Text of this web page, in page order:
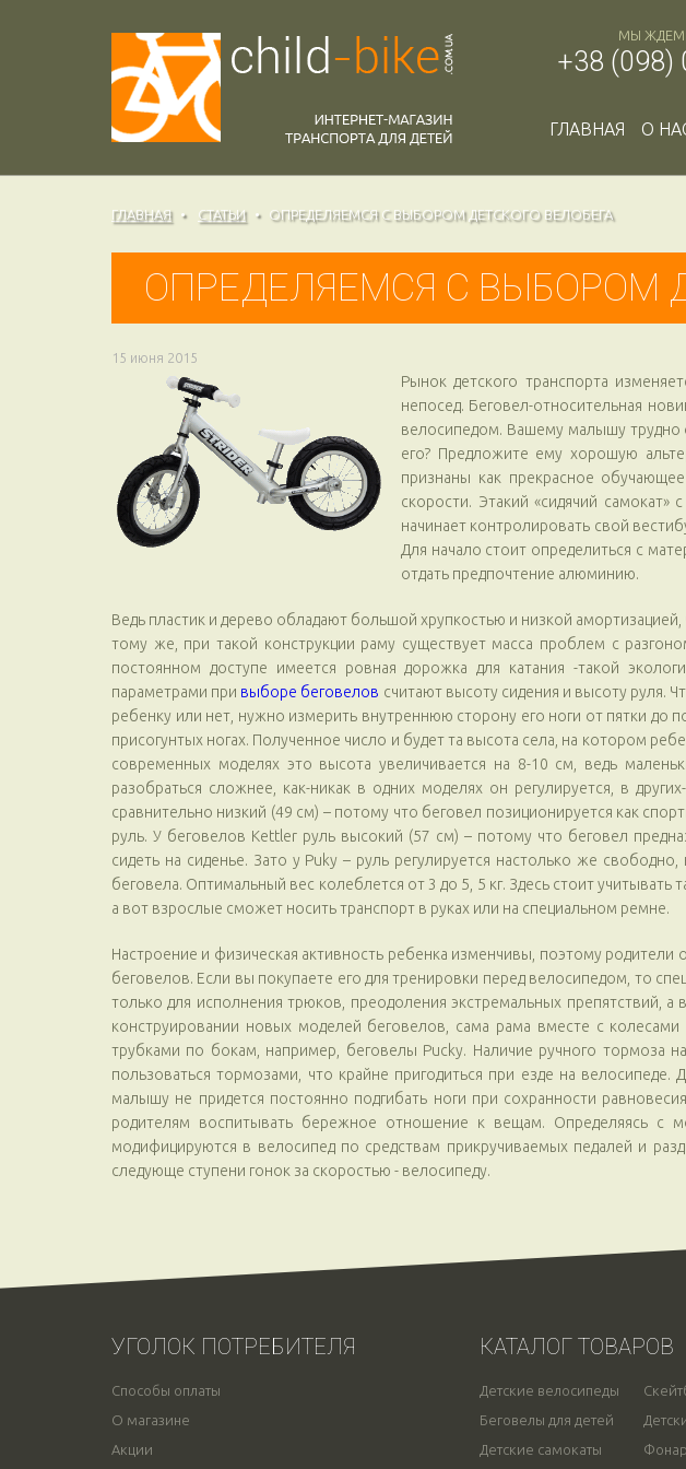
МЫ ЖДЕМ
+38 (098)
ГЛАВНАЯ О
ГЛАВНАЯ СТАТЬИ ОПРЕДЕЛЯЕМСЯ С ВЫБОРОМ ДЕТСКОГО ВЕЛОБЕГА
ОПРЕДЕЛЯЕМСЯ С ВЫБОРОМ
15 июня 2015
Рынок детского транспорта
непосед. Беговел-относительная
велосипедом. Вашему малышу трудно
его? Предложите ему хорошую
признаны как прекрасное
скорости. Этакий «сидячий
начинает контролировать свой
Для начало стоит определиться с
отдать предпочтение алюминию.
Ведь пластик и дерево обладают большой хрупкостью и низкой
тому же, при такой конструкции раму существует масса проблем с
постоянном доступе имеется ровная дорожка для катания -такой
параметрами при выборе беговелов считают высоту сидения и высоту руля.
ребенку или нет, нужно измерить внутреннюю сторону его ноги от пятки до
присогунтых ногах. Полученное число и будет та высота села, на котором
современных моделях это высота увеличивается на 8-10 см, ведь
разобраться сложнее, как-никак в одних моделях он регулируется, в
сравнительно низкий (49 см) – потому что беговел позиционируется как
руль. У беговелов Kettler руль высокий (57 см) – потому что беговел
сидеть на сиденье. Зато у Puky – руль регулируется настолько же
беговела. Оптимальный вес колеблется от 3 до 5, 5 кг. Здесь стоит учитывать
а вот взрослые сможет носить транспорт в руках или на специальном ремне.
Настроение и физическая активность ребенка изменчивы, поэтому
беговелов. Если вы покупаете его для тренировки перед велосипедом, то
только для исполнения трюков, преодоления экстремальных препятствий,
конструировании новых моделей беговелов, сама рама вместе с
трубками по бокам, например, беговелы Pucky. Наличие ручного тормоза
пользоваться тормозами, что крайне пригодиться при езде на
малышу не придется постоянно подгибать ноги при сохранности
родителям воспитывать бережное отношение к вещам. Определяясь
модифицируются в велосипед по средствам прикручиваемых педалей и
следующе ступени гонок за скоростью - велосипеду.
УГОЛОК ПОТРЕБИТЕЛЯ
Способы оплаты
О магазине
Акции
КАТАЛОГ ТОВАРОВ
Детские велосипеды
Беговелы для детей
Детские самокаты